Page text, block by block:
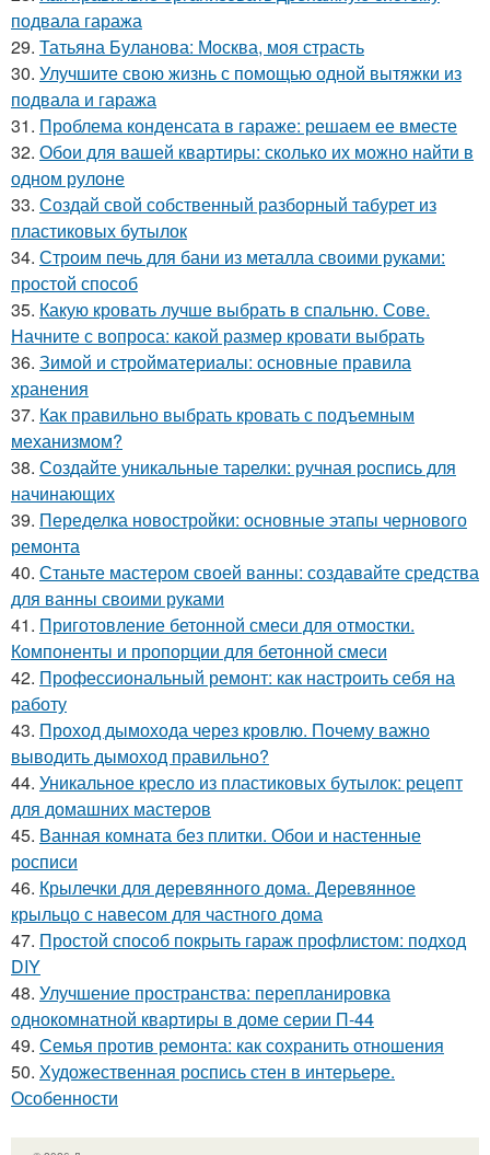
подвала гаража
29. Татьяна Буланова: Москва, моя страсть
30. Улучшите свою жизнь с помощью одной вытяжки из
подвала и гаража
31. Проблема конденсата в гараже: решаем ее вместе
32. Обои для вашей квартиры: сколько их можно найти в
одном рулоне
33. Создай свой собственный разборный табурет из
пластиковых бутылок
34. Строим печь для бани из металла своими руками:
простой способ
35. Какую кровать лучше выбрать в спальню. Сове.
Начните с вопроса: какой размер кровати выбрать
36. Зимой и стройматериалы: основные правила
хранения
37. Как правильно выбрать кровать с подъемным
механизмом?
38. Создайте уникальные тарелки: ручная роспись для
начинающих
39. Переделка новостройки: основные этапы чернового
ремонта
40. Станьте мастером своей ванны: создавайте средства
для ванны своими руками
41. Приготовление бетонной смеси для отмостки.
Компоненты и пропорции для бетонной смеси
42. Профессиональный ремонт: как настроить себя на
работу
43. Проход дымохода через кровлю. Почему важно
выводить дымоход правильно?
44. Уникальное кресло из пластиковых бутылок: рецепт
для домашних мастеров
45. Ванная комната без плитки. Обои и настенные
росписи
46. Крылечки для деревянного дома. Деревянное
крыльцо с навесом для частного дома
47. Простой способ покрыть гараж профлистом: подход
DIY
48. Улучшение пространства: перепланировка
однокомнатной квартиры в доме серии П-44
49. Семья против ремонта: как сохранить отношения
50. Художественная роспись стен в интерьере.
Особенности